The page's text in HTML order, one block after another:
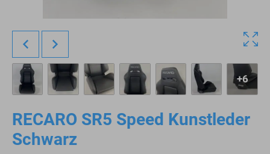
+6
RECARO SR5 Speed Kunstleder
Schwarz